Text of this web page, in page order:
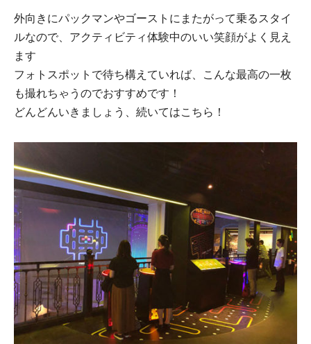
外向きにパックマンやゴーストにまたがって乗るスタイ
ルなので、アクティビティ体験中のいい笑顔がよく見え
ます
フォトスポットで待ち構えていれば、こんな最高の一枚
も撮れちゃうのでおすすめです！
どんどんいきましょう、続いてはこちら！